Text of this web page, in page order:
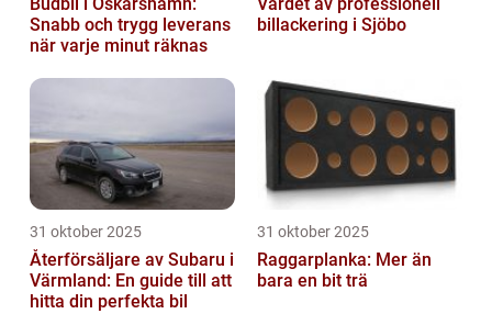
Snabb och trygg leverans
när varje minut räknas
billackering i Sjöbo
31 oktober 2025
Återförsäljare av Subaru i
Värmland: En guide till att
hitta din perfekta bil
31 oktober 2025
Raggarplanka: Mer än
bara en bit trä